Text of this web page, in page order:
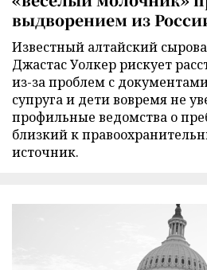
выдворением из
Известный алтайский
Джастас Уолкер рискует
из-за проблем с
супруга и дети вовремя не
профильные ведомства о
близкий к
источник.